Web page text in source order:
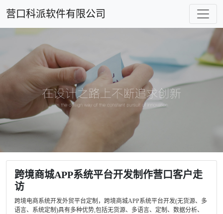
营口科派软件有限公司
跨境商城APP系统平台开发制作营口客户走
访
跨境电商系统开发外贸平台定制，跨境商城APP系统平台开发(无货源、多
语言、系统定制)具有多种优势,包括无货源、多语言、定制、数据分析、